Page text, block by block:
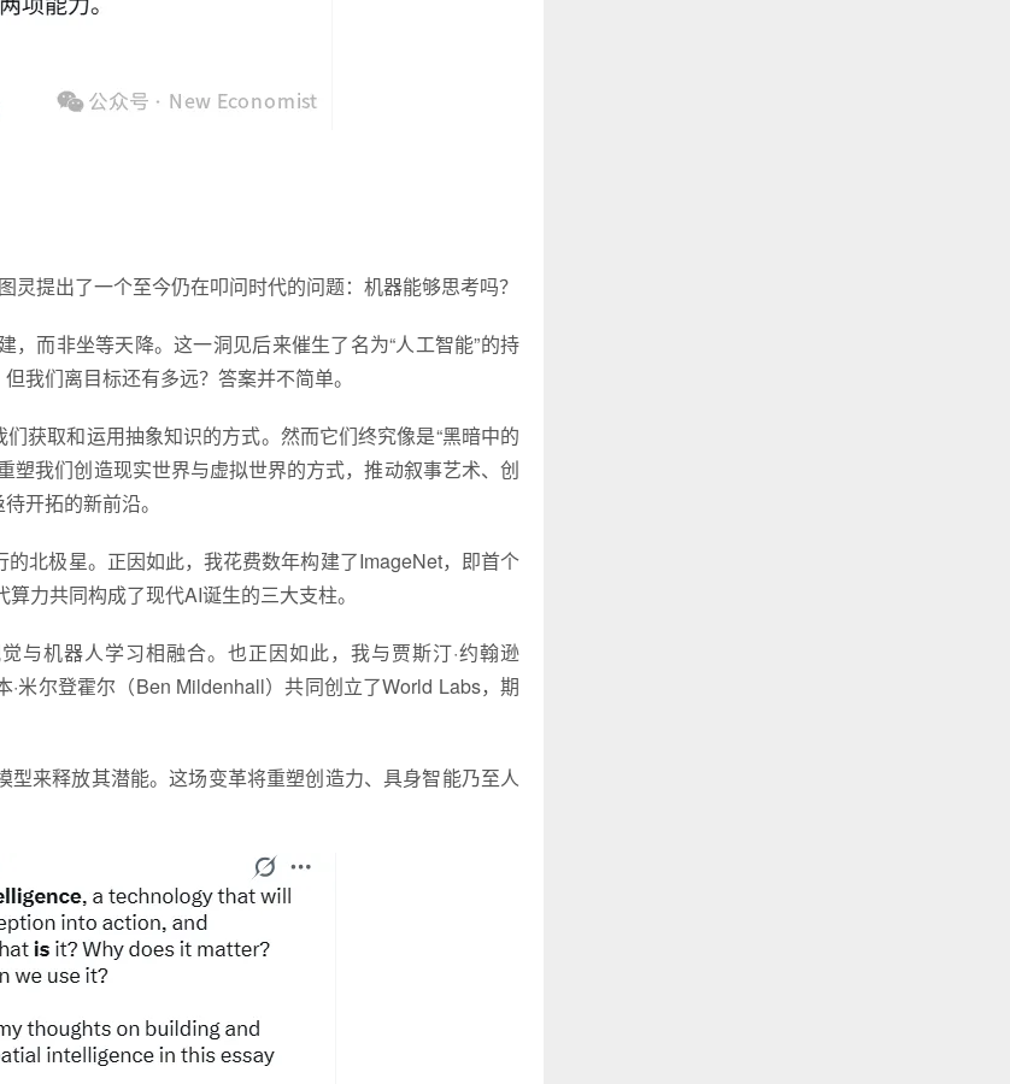
提出了一个至今仍在叩问时代的问题：机器能够思考吗？
而非坐等天降。这一洞见后来催生了名为“人工智能”的持
我们离目标还有多远？答案并不简单。
获取和运用抽象知识的方式。然而它们终究像是“黑暗中的
塑我们创造现实世界与虚拟世界的方式，推动叙事艺术、创
开拓的新前沿。
北极星。正因如此，我花费数年构建了ImageNet，即首个
力共同构成了现代AI诞生的三大支柱。
与机器人学习相融合。也正因如此，我与贾斯汀·约翰逊
·米尔登霍尔（Ben Mildenhall）共同创立了World Labs，期
来释放其潜能。这场变革将重塑创造力、具身智能乃至人